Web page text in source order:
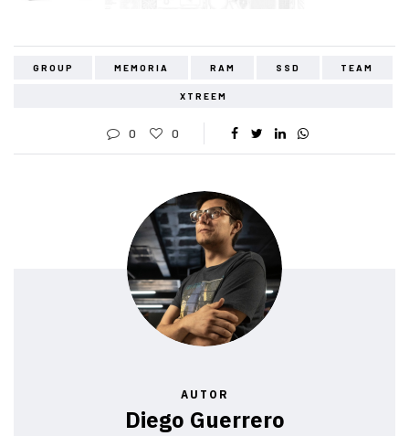
GROUP MEMORIA RAM SSD TEAM
XTREEM
0 0
AUTOR
Diego Guerrero